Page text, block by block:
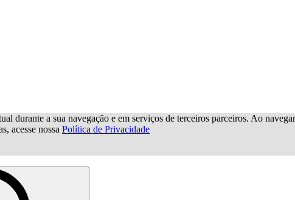
durante a sua navegação e em serviços de terceiros parceiros. Ao
acesse nossa Política de Privacidade